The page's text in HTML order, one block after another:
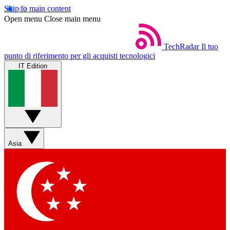
Skip to main content
Open menu Close main menu
TechRadar Il tuo
punto di riferimento per gli acquisti tecnologici
IT Edition
Asia